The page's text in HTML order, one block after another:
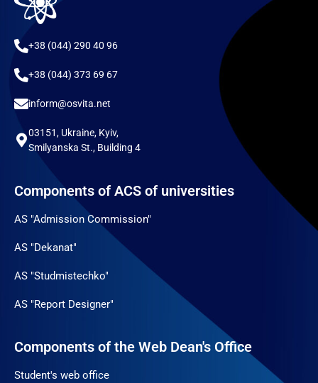
+38 (044) 290 40 96
+38 (044) 373 69 67
inform@osvita.net
03151, Ukraine, Kyiv,
Smilyanska St., Building 4
Components of ACS of universities
AS "Admission Commission"
AS "Dekanat"
AS "Studmistechko"
AS "Report Designer"
Components of the Web Dean's Office
Student's web office